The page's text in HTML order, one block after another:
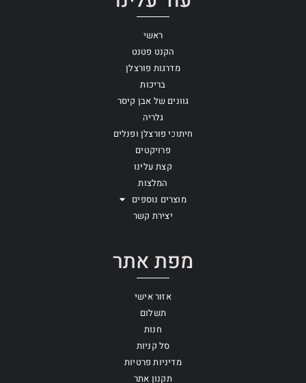
ראשי
הקנט פטנט
מדרגות פורצלן
בריכות
גוונים של אבן קיסר
גלריה
חיתוכי פורצלן ופנלים
פרויקטים
קצת עלינו
המלצות
מוצרים נוספים
יצירת קשר
מפת אתר
אזור אישי
תשלום
חנות
סל קניות
מדיניות פרטיות
תקנון אתר